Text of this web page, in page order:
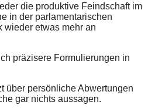
die produktive Feindschaft im
in der parlamentarischen
wieder etwas mehr an
präzisere Formulierungen in
über persönliche Abwertungen
gar nichts aussagen.